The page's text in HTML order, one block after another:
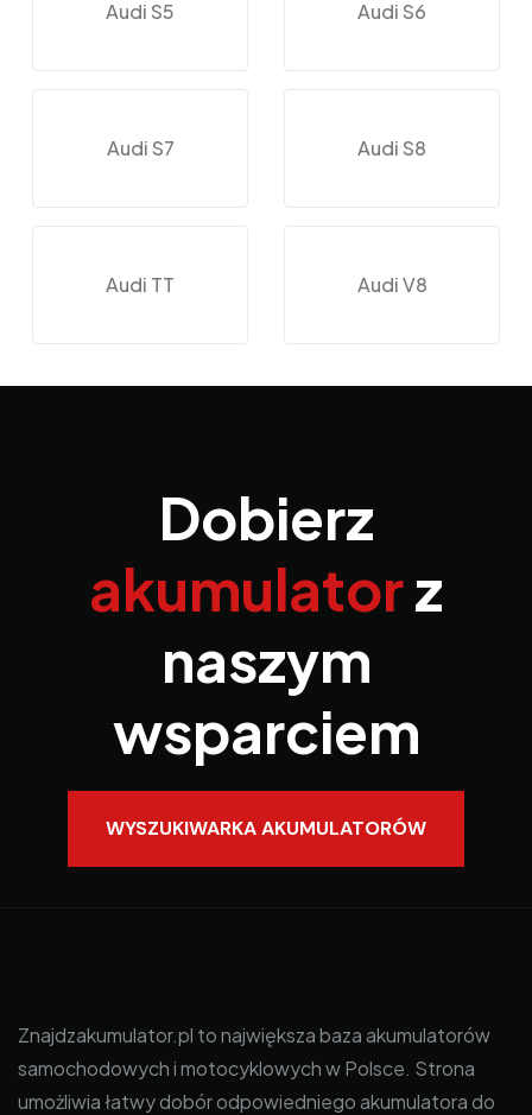
Audi S5 Audi S6
Audi S7 Audi S8
Audi TT Audi V8
Dobierz
akumulatorz
naszym
wsparciem
WYSZUKIWARKA AKUMULATORÓW
Znajdzakumulator.pl to największa baza akumulatorów
samochodowych i motocyklowych w Polsce. Strona
umożliwia łatwy dobór odpowiedniego akumulatora do